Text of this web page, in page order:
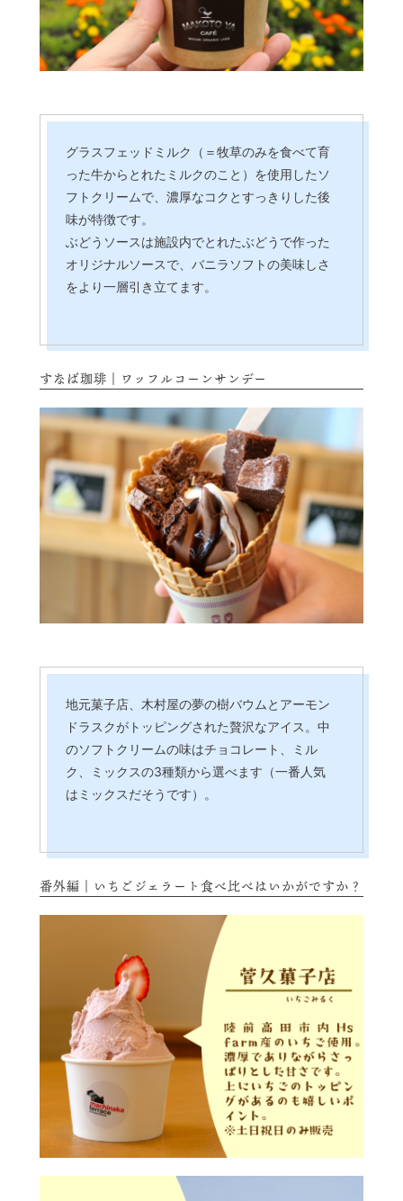
グラスフェッドミルク（＝牧草のみを食べて育
った牛からとれたミルクのこと）を使用したソ
フトクリームで、濃厚なコクとすっきりした後
味が特徴です。
ぶどうソースは施設内でとれたぶどうで作った
オリジナルソースで、バニラソフトの美味しさ
をより一層引き立てます。
すなば珈琲｜ワッフルコーンサンデー
地元菓子店、木村屋の夢の樹バウムとアーモン
ドラスクがトッピングされた贅沢なアイス。中
のソフトクリームの味はチョコレート、ミル
ク、ミックスの3種類から選べます（一番人気
はミックスだそうです）。
番外編｜いちごジェラート食べ比べはいかがですか？